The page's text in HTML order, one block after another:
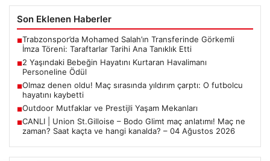
Son Eklenen Haberler
■Trabzonspor’da Mohamed Salah’ın Transferinde Görkemli
İmza Töreni: Taraftarlar Tarihi Ana Tanıklık Etti
■2 Yaşındaki Bebeğin Hayatını Kurtaran Havalimanı
Personeline Ödül
■Olmaz denen oldu! Maç sırasında yıldırım çarptı: O futbolcu
hayatını kaybetti
■Outdoor Mutfaklar ve Prestijli Yaşam Mekanları
■CANLI | Union St.Gilloise – Bodo Glimt maç anlatımı! Maç ne
zaman? Saat kaçta ve hangi kanalda? – 04 Ağustos 2026